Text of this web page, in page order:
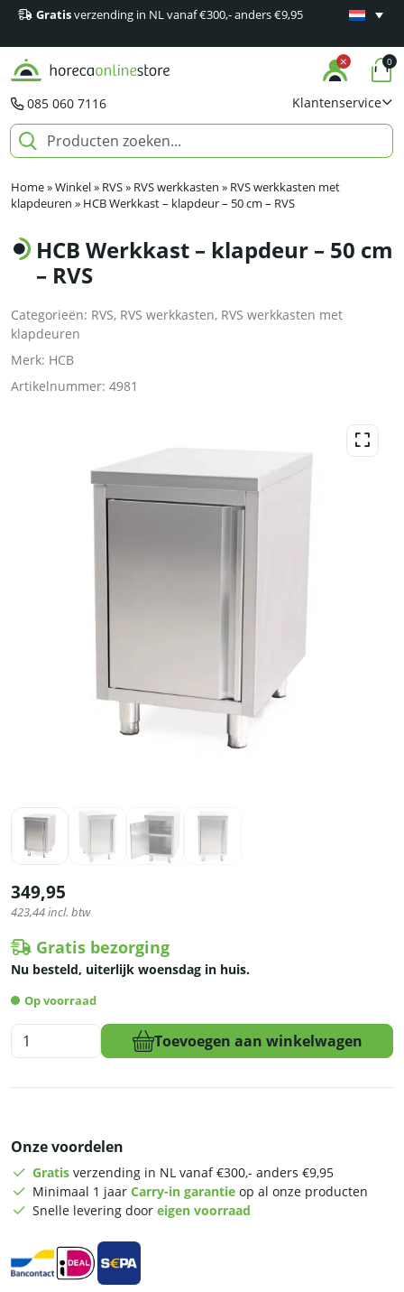
Gratisverzending in NL vanaf €300,- anders €9,95
Minimaal
085 060 7116 Klantenservice
0
Home»Winkel» RVS» RVS werkkasten » RVS werkkasten met
klapdeuren » HCB Werkkast – klapdeur – 50 cm – RVS
HCB Werkkast – klapdeur – 50 cm
– RVS
Categorieën: RVS, RVS werkkasten, RVS werkkasten met
klapdeuren
Merk: HCB
Artikelnummer: 4981
349,95
423,44incl. btw
Gratis bezorging
Nu besteld, uiterlijk woensdag in huis.
Op voorraad
HCB
Werkkast
cm
RVS
aantal
Toevoegen aan winkelwagen
Onze voordelen
Gratis verzending in NL vanaf €300,- anders €9,95
Minimaal 1 jaar Carry-in garantie op al onze producten
Snelle levering door eigen voorraad